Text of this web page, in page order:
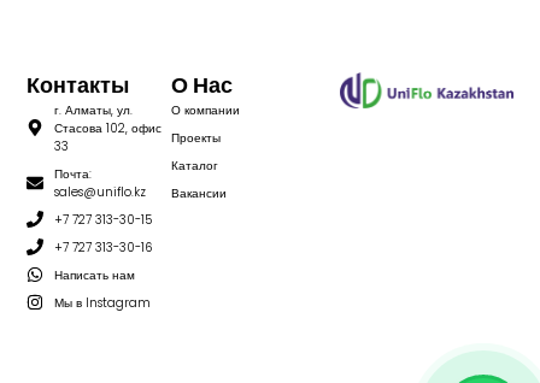
О Нас
О компании
Проекты
Каталог
Вакансии
Контакты
г. Алматы, ул.
Стасова 102, офис
33
Почта:
sales@uniflo.kz
+7 727 313-30-15
+7 727 313-30-16
Написать нам
Мы в Instagram